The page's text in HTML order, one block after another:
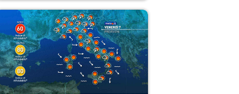
previsioni